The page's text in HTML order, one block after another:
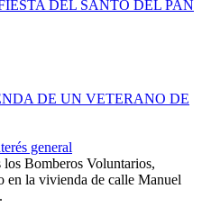
DEL SANTO DEL PAN
DE UN VETERANO DE
general
los Bomberos Voluntarios,
en la vivienda de calle Manuel